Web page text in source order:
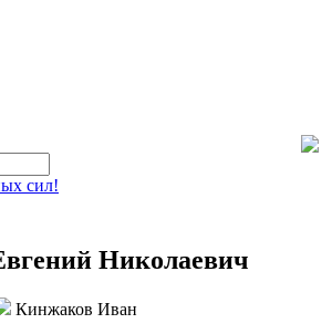
Николаевич
Кинжаков Иван